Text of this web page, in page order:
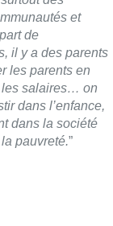
et
ciel en